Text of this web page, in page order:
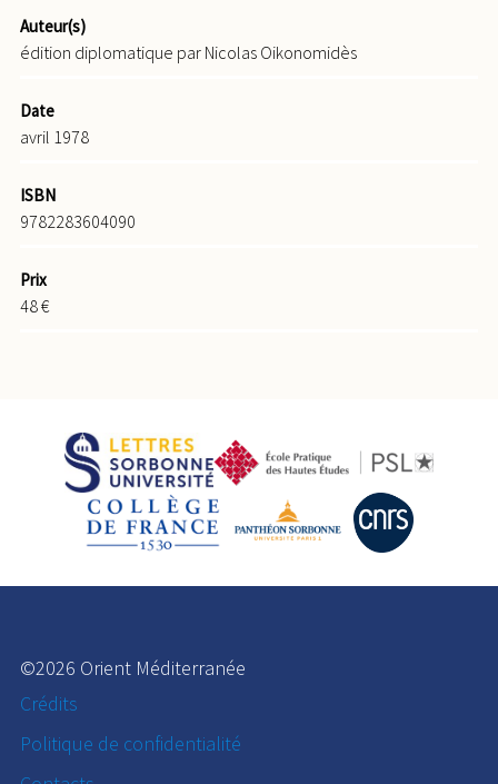
Auteur(s)
édition diplomatique par Nicolas Oikonomidès
Date
avril 1978
ISBN
9782283604090
Prix
48 €
©2026 Orient Méditerranée
Crédits
Politique de confidentialité